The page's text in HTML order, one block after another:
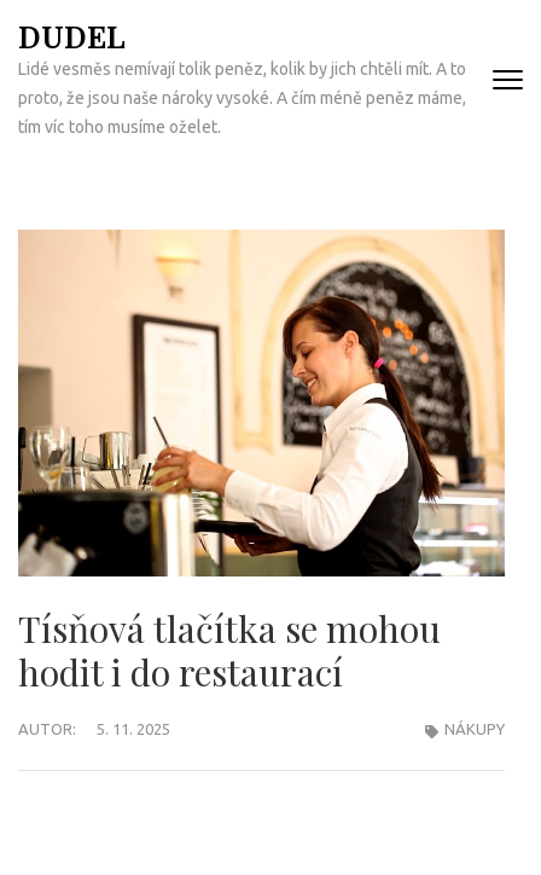
na
obsah
(Enter)
DUDEL
Lidé vesměs nemívají tolik peněz, kolik by jich chtěli mít. A to
proto, že jsou naše nároky vysoké. A čím méně peněz máme,
tím víc toho musíme oželet.
Tísňová tlačítka se mohou
hodit i do restaurací
AUTOR: 5. 11. 2025 NÁKUPY